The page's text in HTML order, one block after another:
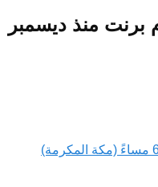
برنت منذ ديسمبر